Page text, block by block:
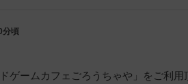
分頃
ゲームカフェごろうちゃや」をご利